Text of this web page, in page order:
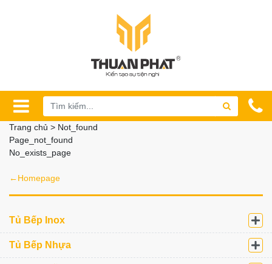
Trang chủ > Not_found
Page_not_found
No_exists_page
←Homepage
Tủ Bếp Inox
Tủ Bếp Nhựa